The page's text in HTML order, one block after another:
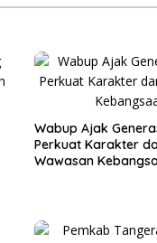
Wabup Ajak
Perkuat Karakter
Wawasan